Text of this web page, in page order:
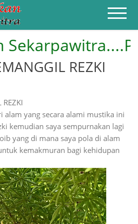
ILMU PENGOBATAN
PENGASIHAN CONTACT
REZKI
alam yang secara alami mustika ini
kemudian saya sempurnakan lagi
yang di mana saya pola di alam
kemakmuran bagi kehidupan